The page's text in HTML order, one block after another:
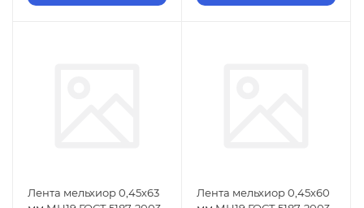
Лента мельхиор 0,45х63
Лента мельхиор 0,45х60